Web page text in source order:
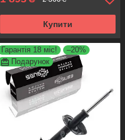
Купити
Гарантія 18 міс!
–20%
Подарунок